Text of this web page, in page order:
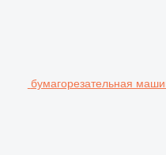
бумагорезательная